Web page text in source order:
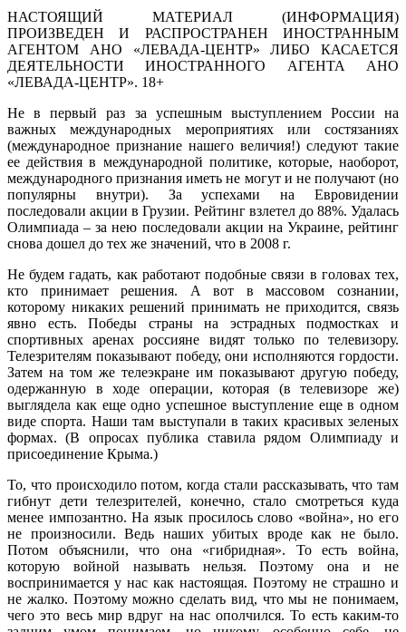
НАСТОЯЩИЙ МАТЕРИАЛ (ИНФОРМАЦИЯ)
ПРОИЗВЕДЕН И РАСПРОСТРАНЕН ИНОСТРАННЫМ
АГЕНТОМ АНО «ЛЕВАДА-ЦЕНТР» ЛИБО КАСАЕТСЯ
ДЕЯТЕЛЬНОСТИ ИНОСТРАННОГО АГЕНТА АНО
«ЛЕВАДА-ЦЕНТР». 18+
Не в первый раз за успешным выступлением России на
важных международных мероприятиях или состязаниях
(международное признание нашего величия!) следуют такие
ее действия в международной политике, которые, наоборот,
международного признания иметь не могут и не получают (но
популярны внутри). За успехами на Евровидении
последовали акции в Грузии. Рейтинг взлетел до 88%. Удалась
Олимпиада – за нею последовали акции на Украине, рейтинг
снова дошел до тех же значений, что в 2008 г.
Не будем гадать, как работают подобные связи в головах тех,
кто принимает решения. А вот в массовом сознании,
которому никаких решений принимать не приходится, связь
явно есть. Победы страны на эстрадных подмостках и
спортивных аренах россияне видят только по телевизору.
Телезрителям показывают победу, они исполняются гордости.
Затем на том же телеэкране им показывают другую победу,
одержанную в ходе операции, которая (в телевизоре же)
выглядела как еще одно успешное выступление еще в одном
виде спорта. Наши там выступали в таких красивых зеленых
формах. (В опросах публика ставила рядом Олимпиаду и
присоединение Крыма.)
То, что происходило потом, когда стали рассказывать, что там
гибнут дети телезрителей, конечно, стало смотреться куда
менее импозантно. На язык просилось слово «война», но его
не произносили. Ведь наших убитых вроде как не было.
Потом объяснили, что она «гибридная». То есть война,
которую войной называть нельзя. Поэтому она и не
воспринимается у нас как настоящая. Поэтому не страшно и
не жалко. Поэтому можно сделать вид, что мы не понимаем,
чего это весь мир вдруг на нас ополчился. То есть каким-то